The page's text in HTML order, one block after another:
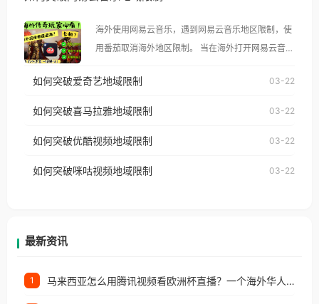
像其他音乐平台一样，出现地区及版权限制问题，且
仅能在中国大陆地区播放。 遇到这个问题的朋友们，
使用番茄回国加速器，即可解决「海外用户收听腾讯
台湾、美国、加拿大、澳大利亚、欧洲等国家和地区
权限制所困扰。
海外使用网易云音乐，遇到网易云音乐地区限制，使
用番茄取消海外地区限制。 当在海外打开网易云音
播放”的提示语。 海外用户如香港、澳门、台湾、美
国、加拿大、澳大利亚、欧洲等国家和地区时，网易
制问题，且仅能在中国大陆地区播放。 遇到这个问题
户收听网易云音乐地区版权限制」的问题，无论人在
如何突破爱奇艺地域限制 03-22
如何突破喜马拉雅地域限制 03-22
如何突破优酷视频地域限制 03-22
如何突破咪咕视频地域限制 03-22
最新资讯
1 马来西亚怎么用腾讯视频看欧洲杯直播？一个海外华人的真实困扰与破解